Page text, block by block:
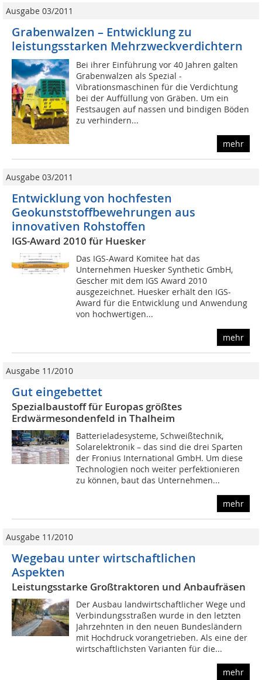
Ausgabe 03/2011
Grabenwalzen – Entwicklung zu
leistungsstarken Mehrzweckverdichtern
Bei ihrer Einführung vor 40 Jahren galten
Grabenwalzen als Spezial -
Vibrationsmaschinen für die Verdichtung
bei der Auffüllung von Gräben. Um ein
Festsaugen auf nassen und bindigen Böden
zu verhindern...
mehr
Ausgabe 03/2011
Entwicklung von hochfesten
Geokunststoffbewehrungen aus
innovativen Rohstoffen
IGS-Award 2010 für Huesker
Das IGS-Award Komitee hat das
Unternehmen Huesker Synthetic GmbH,
Gescher mit dem IGS Award 2010
ausgezeichnet. Huesker erhält den IGS-
Award für die Entwicklung und Anwendung
von hochwertigen...
mehr
Ausgabe 11/2010
Gut eingebettet
Spezialbaustoff für Europas größtes
Erdwärmesondenfeld in Thalheim
Batterieladesysteme, Schweißtechnik,
Solarelektronik – das sind die drei Sparten
der Fronius International GmbH. Um diese
Technologien noch weiter perfektionieren
zu können, baut das Unternehmen...
mehr
Ausgabe 11/2010
Wegebau unter wirtschaftlichen
Aspekten
Leistungsstarke Großtraktoren und Anbaufräsen
Der Ausbau landwirtschaftlicher Wege und
Verbindungsstraßen wurde in den letzten
Jahrzehnten in den neuen Bundesländern
mit Hochdruck vorangetrieben. Als eine der
wirtschaftlichsten Varianten für die...
mehr